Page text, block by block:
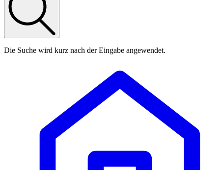
Die Suche wird kurz nach der Eingabe angewendet.